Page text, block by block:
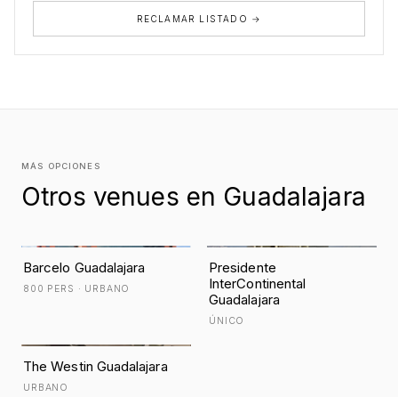
RECLAMAR LISTADO →
MÁS OPCIONES
Otros venues en Guadalajara
Barcelo Guadalajara
800 PERS · URBANO
Presidente
InterContinental
Guadalajara
ÚNICO
The Westin Guadalajara
URBANO